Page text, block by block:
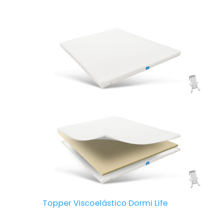
Topper Viscoelástico Dormi Life